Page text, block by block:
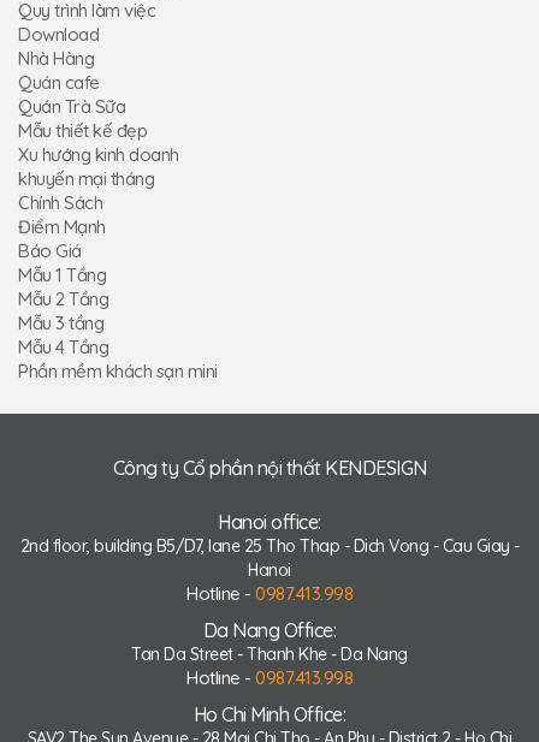
Quy trình làm việc
Download
Nhà Hàng
Quán cafe
Quán Trà Sữa
Mẫu thiết kế đẹp
Xu hướng kinh doanh
khuyến mại tháng
Chính Sách
Điểm Mạnh
Báo Giá
Mẫu 1 Tầng
Mẫu 2 Tầng
Mẫu 3 tầng
Mẫu 4 Tầng
Phần mềm khách sạn mini
Công ty Cổ phần nội thất KENDESIGN
Hanoi office:
2nd floor, building B5/D7, lane 25 Tho Thap - Dich Vong - Cau Giay -
Hanoi
Hotline - 0987.413.998
Da Nang Office:
Tan Da Street - Thanh Khe - Da Nang
Hotline - 0987.413.998
Ho Chi Minh Office: